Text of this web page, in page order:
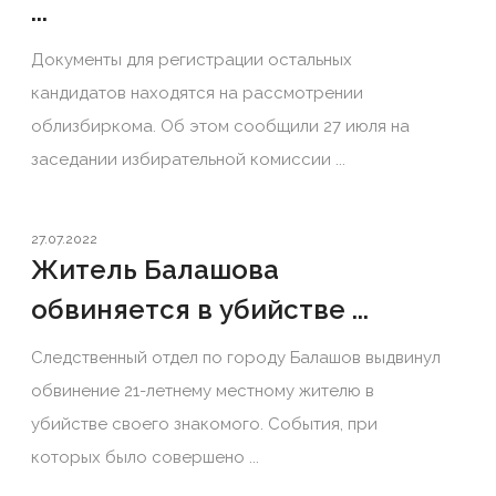
...
Документы для регистрации остальных
кандидатов находятся на рассмотрении
облизбиркома. Об этом сообщили 27 июля на
заседании избирательной комиссии ...
27.07.2022
Житель Балашова
обвиняется в убийстве ...
Следственный отдел по городу Балашов выдвинул
обвинение 21-летнему местному жителю в
убийстве своего знакомого. События, при
которых было совершено ...